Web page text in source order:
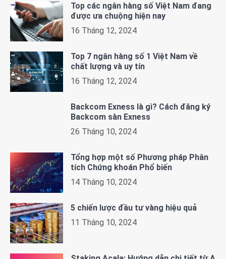
Top các ngân hàng số Việt Nam đang
được ưa chuộng hiện nay
16 Tháng 12, 2024
Top 7 ngân hàng số 1 Việt Nam về
chất lượng và uy tín
16 Tháng 12, 2024
Backcom Exness là gì? Cách đăng ký
Backcom sàn Exness
26 Tháng 10, 2024
Tổng hợp một số Phương pháp Phân
tích Chứng khoán Phổ biến
14 Tháng 10, 2024
5 chiến lược đầu tư vàng hiệu quả
11 Tháng 10, 2024